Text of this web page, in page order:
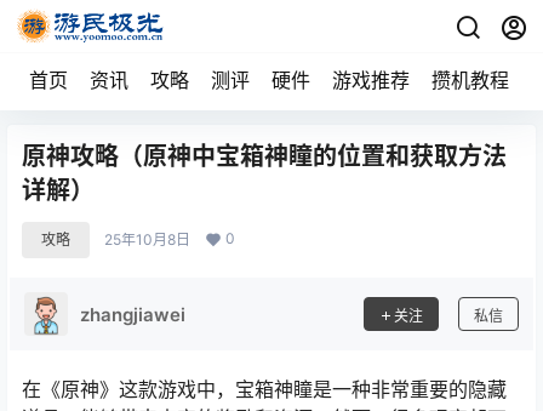
首页 资讯 攻略 测评 硬件 游戏推荐 攒机教程
原神攻略（原神中宝箱神瞳的位置和获取方法
详解）
攻略 25年10月8日 0
zhangjiawei 关注 私信
在《原神》这款游戏中，宝箱神瞳是一种非常重要的隐藏